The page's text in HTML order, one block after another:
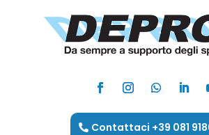
Contattaci +39 081